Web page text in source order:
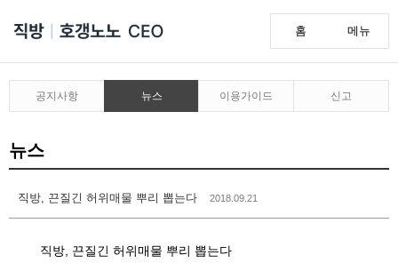
홈 메뉴
공지사항 뉴스 이용가이드 신고
뉴스
직방, 끈질긴 허위매물 뿌리 뽑는다 2018.09.21
직방, 끈질긴 허위매물 뿌리 뽑는다